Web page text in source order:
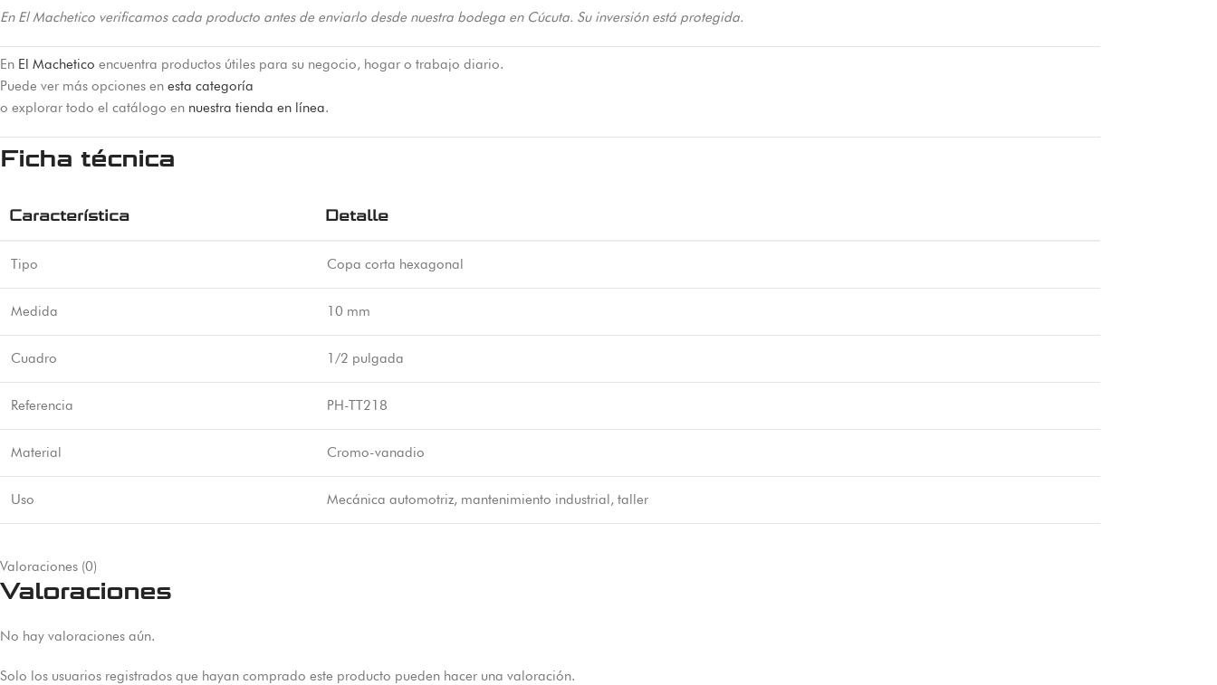
En El Machetico verificamos cada producto antes de enviarlo desde nuestra bodega en Cúcuta. Su inversión está protegida.
En El Machetico encuentra productos útiles para su negocio, hogar o trabajo diario.
Puede ver más opciones en esta categoría
o explorar todo el catálogo en nuestra tienda en línea.
Ficha técnica
Característica Detalle
Tipo Copa corta hexagonal
Medida 10 mm
Cuadro 1/2 pulgada
Referencia PH-TT218
Material Cromo-vanadio
Uso Mecánica automotriz, mantenimiento industrial, taller
Valoraciones (0)
Valoraciones
No hay valoraciones aún.
Solo los usuarios registrados que hayan comprado este producto pueden hacer una valoración.